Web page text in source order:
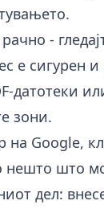
-
е сигурен
датотеки
зони.
на Google,
нешто што
дел: